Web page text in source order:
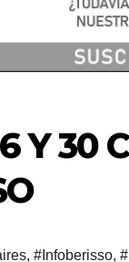
Y 30
, #Infoberisso,